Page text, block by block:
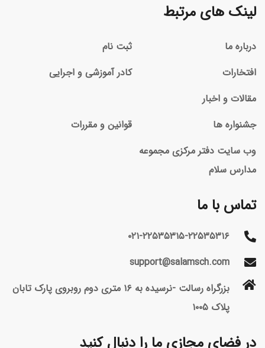
لینک های مرتبط
درباره ما
ثبت نام
افتخارات
کادر آموزشی و اجرایی
مقالات و اخبار
جشنواره ها
قوانین و مقررات
وب سایت دفتر مرکزی مجموعه
مدارس سلام
تماس با ما
۰۲۱-۲۲۵۳۵۳۱۵-۲۲۵۳۵۳۱۶
support@salamsch.com
بزرگراه رسالت -نرسیده به ۱۶ متری دوم روبروی پارک تابان
پلاک ۱۰۰۵
در فضای مجازی ما را دنبال کنید